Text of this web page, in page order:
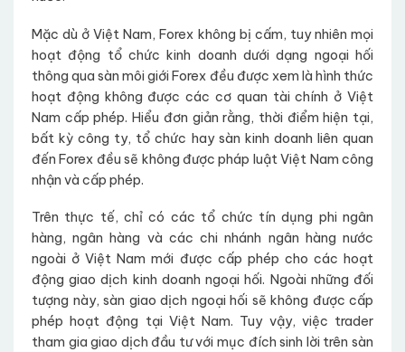
Mặc dù ở Việt Nam, Forex không bị cấm, tuy nhiên mọi
hoạt động tổ chức kinh doanh dưới dạng ngoại hối
thông qua sàn môi giới Forex đều được xem là hình thức
hoạt động không được các cơ quan tài chính ở Việt
Nam cấp phép. Hiểu đơn giản rằng, thời điểm hiện tại,
bất kỳ công ty, tổ chức hay sàn kinh doanh liên quan
đến Forex đều sẽ không được pháp luật Việt Nam công
nhận và cấp phép.
Trên thực tế, chỉ có các tổ chức tín dụng phi ngân
hàng, ngân hàng và các chi nhánh ngân hàng nước
ngoài ở Việt Nam mới được cấp phép cho các hoạt
động giao dịch kinh doanh ngoại hối. Ngoài những đối
tượng này, sàn giao dịch ngoại hối sẽ không được cấp
phép hoạt động tại Việt Nam. Tuy vậy, việc trader
tham gia giao dịch đầu tư với mục đích sinh lời trên sàn